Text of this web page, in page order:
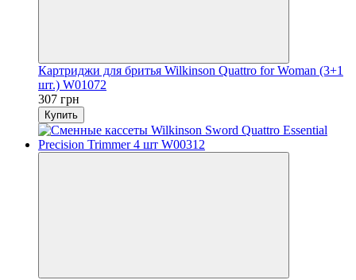
Картриджи для бритья Wilkinson Quattro for Woman (3+1
шт.) W01072
307 грн
Купить